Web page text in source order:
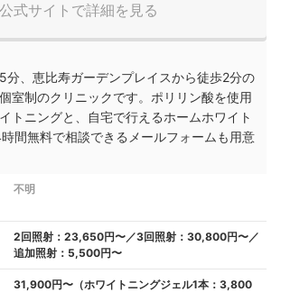
公式サイトで詳細を見る
分、恵比寿ガーデンプレイスから徒歩2分の
室制のクリニックです。ポリリン酸を使用
トニングと、自宅で行えるホームホワイト
間無料で相談できるメールフォームも用意
不明
2回照射：23,650円〜／3回照射：30,800円〜／
追加照射：5,500円〜
31,900円〜（ホワイトニングジェル1本：3,800